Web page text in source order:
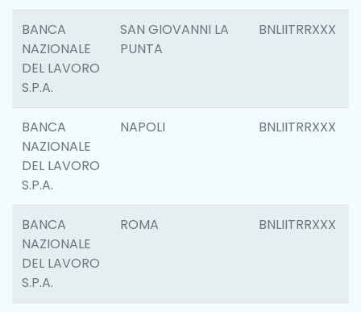
BANCA
NAZIONALE
DEL LAVORO
S.P.A.
SAN GIOVANNI LA
PUNTA
BNLIITRRXXX
BANCA
NAZIONALE
DEL LAVORO
S.P.A.
NAPOLI BNLIITRRXXX
BANCA
NAZIONALE
DEL LAVORO
S.P.A.
ROMA BNLIITRRXXX